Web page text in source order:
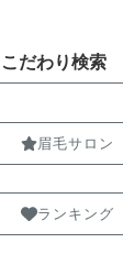
こだわり検索
眉毛サロン
ランキング